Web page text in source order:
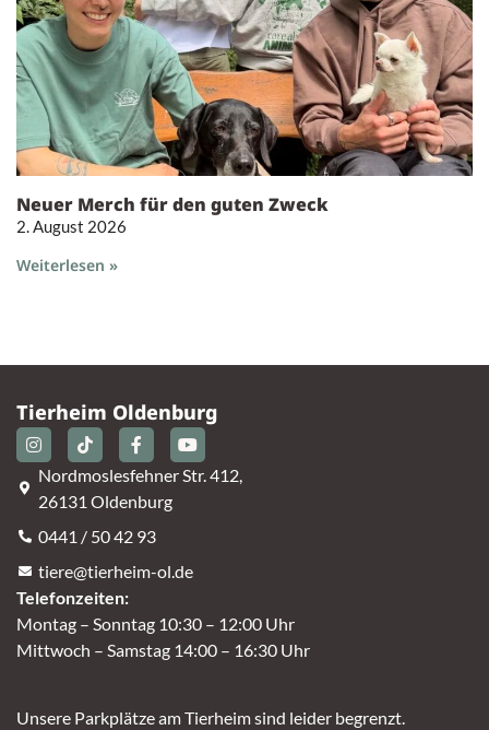
Neuer Merch für den guten Zweck
2. August 2026
Weiterlesen »
Tierheim Oldenburg
Nordmoslesfehner Str. 412,
26131 Oldenburg
0441 / 50 42 93
tiere@tierheim-ol.de
Telefonzeiten:
Montag – Sonntag 10:30 – 12:00 Uhr
Mittwoch – Samstag 14:00 – 16:30 Uhr
Unsere Parkplätze am Tierheim sind leider begrenzt.